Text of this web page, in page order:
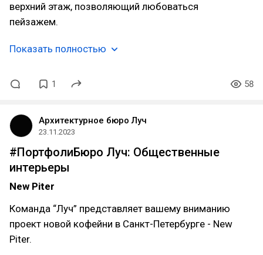
верхний этаж, позволяющий любоваться
пейзажем.
Показать полностью
1 58
Архитектурное бюро Луч
23.11.2023
#ПортфолиБюро Луч: Общественные
интерьеры
New Piter
Команда “Луч” представляет вашему вниманию
проект новой кофейни в Санкт-Петербурге - New
Piter.